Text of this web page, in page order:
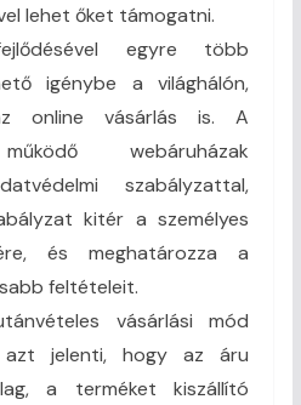
lehet őket támogatni.
egyre több
igénybe a világhálón,
online vásárlás is. A
webáruházak
szabályzattal,
kitér a személyes
és meghatározza a
feltételeit.
vásárlási mód
azt jelenti, hogy az áru
a terméket kiszállító